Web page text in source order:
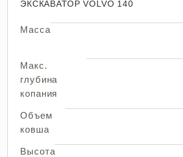
ЭКСКАВАТОР VOLVO 140
Масса
Макс.
глубина
копания
Объем
ковша
Высота